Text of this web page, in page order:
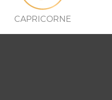
CAPRICORNE